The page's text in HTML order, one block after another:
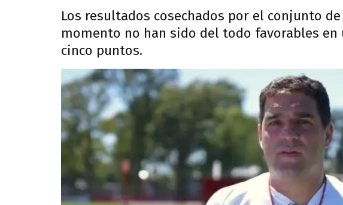
Los resultados cosechados por el conjunto
momento no han sido del todo favorables en
cinco puntos.